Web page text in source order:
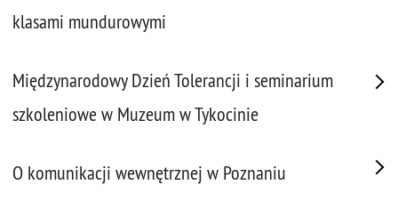
klasami mundurowymi
Międzynarodowy Dzień Tolerancji i seminarium
szkoleniowe w Muzeum w Tykocinie
O komunikacji wewnętrznej w Poznaniu